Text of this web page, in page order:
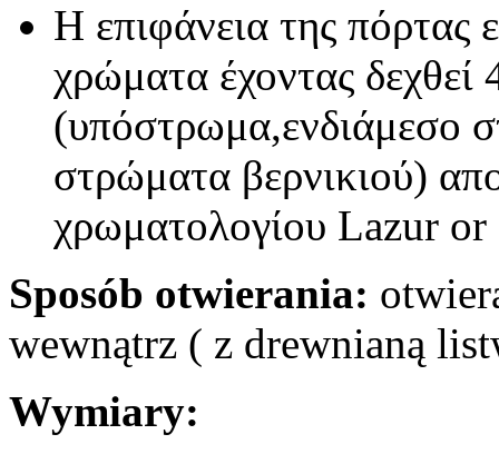
Η επιφάνεια της πόρτας
χρώματα έχοντας δεχθεί
(υπόστρωμα,ενδιάμεσο
στρώματα βερνικιού)
χρωματολογίου Lazur
Sposób otwierania:
wewnątrz ( z drewnianą
Wymiary: